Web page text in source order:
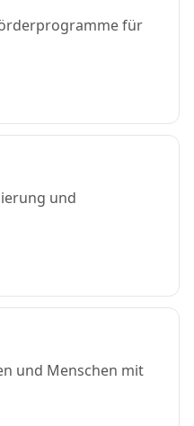
für
und
und Menschen mit